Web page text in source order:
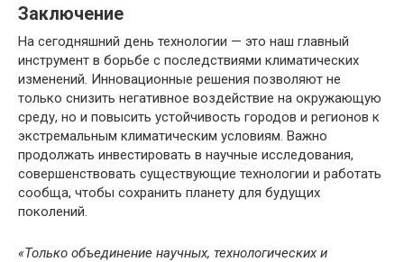
Заключение
На сегодняшний день технологии — это наш главный
инструмент в борьбе с последствиями климатических
изменений. Инновационные решения позволяют не
только снизить негативное воздействие на окружающую
среду, но и повысить устойчивость городов и регионов к
экстремальным климатическим условиям. Важно
продолжать инвестировать в научные исследования,
совершенствовать существующие технологии и работать
сообща, чтобы сохранить планету для будущих
поколений.
«Только объединение научных, технологических и